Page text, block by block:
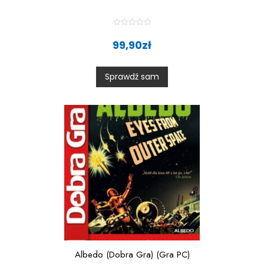
t
0
o
t
99,90zł
Sprawdź sam
Albedo (Dobra Gra) (Gra PC)